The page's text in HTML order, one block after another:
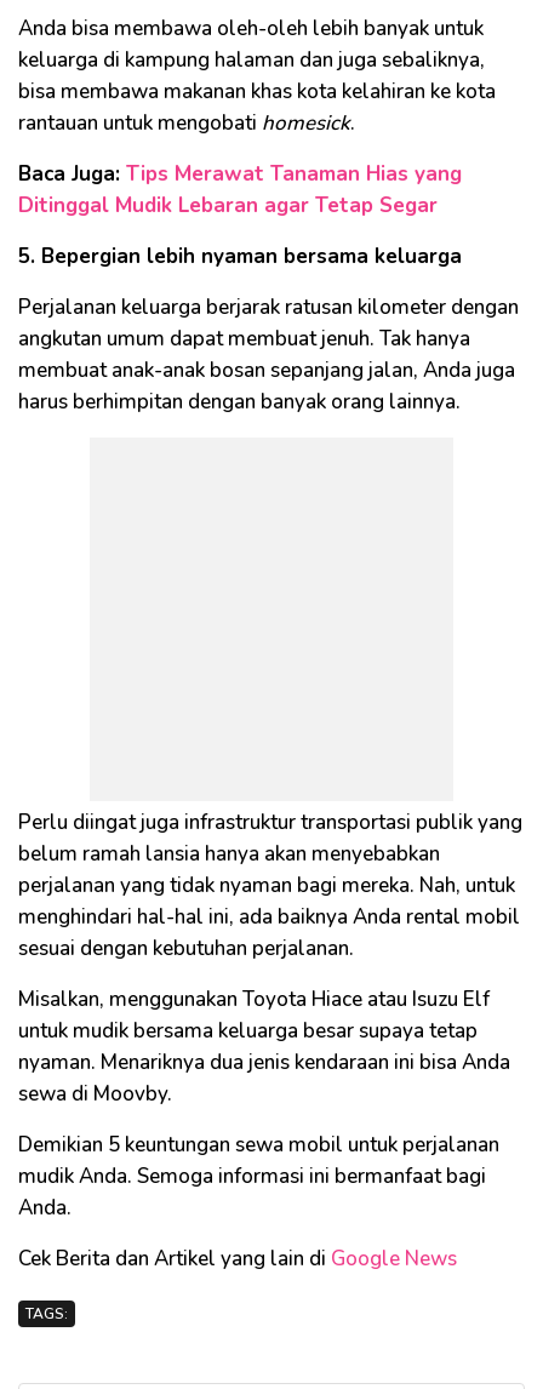
Anda bisa membawa oleh-oleh lebih banyak untuk
keluarga di kampung halaman dan juga sebaliknya,
bisa membawa makanan khas kota kelahiran ke kota
rantauan untuk mengobati homesick.
Baca Juga: Tips Merawat Tanaman Hias yang
Ditinggal Mudik Lebaran agar Tetap Segar
5. Bepergian lebih nyaman bersama keluarga
Perjalanan keluarga berjarak ratusan kilometer dengan
angkutan umum dapat membuat jenuh. Tak hanya
membuat anak-anak bosan sepanjang jalan, Anda juga
harus berhimpitan dengan banyak orang lainnya.
Perlu diingat juga infrastruktur transportasi publik yang
belum ramah lansia hanya akan menyebabkan
perjalanan yang tidak nyaman bagi mereka. Nah, untuk
menghindari hal-hal ini, ada baiknya Anda rental mobil
sesuai dengan kebutuhan perjalanan.
Misalkan, menggunakan Toyota Hiace atau Isuzu Elf
untuk mudik bersama keluarga besar supaya tetap
nyaman. Menariknya dua jenis kendaraan ini bisa Anda
sewa di Moovby.
Demikian 5 keuntungan sewa mobil untuk perjalanan
mudik Anda. Semoga informasi ini bermanfaat bagi
Anda.
Cek Berita dan Artikel yang lain di Google News
TAGS: